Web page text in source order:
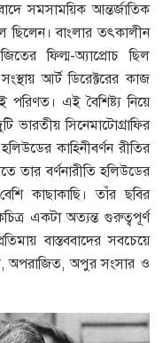
সমসাময়িক আন্তর্জাতিক
ছিলেন। বাংলার তৎকালীন
ফিল্ম-অ্যাপ্রােচ ছিল
আর্ট ডিরেক্টরের কাজ
এই বৈশিষ্ট্য নিয়ে
ভারতীয় সিনেমাটোগ্রাফির
কাহিনীবর্ণন রীতির
তার বর্ণনারীতি হলিউডের
কাছাকাছি। তাঁর ছবির
একটা অত্যন্ত গুরুত্বপূর্ণ
বাস্তববাদের সবচেয়ে
অপরাজিত, অপুর সংসার ও